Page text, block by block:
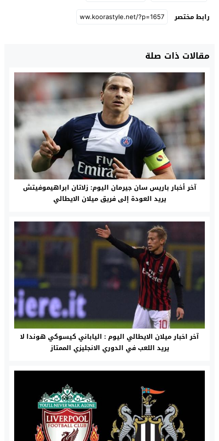
رابط مختصر
مقالات ذات صلة
آخر أخبار باريس سان جيرمان اليوم: زلاتان ابراهيموفيتش
يريد العودة إلى فريق ميلان الايطالي
آخر اخبار ميلان الايطالي اليوم : الياباني كيسوكي هوندا لا
يريد اللعب في الدوري الانجليزي الممتاز